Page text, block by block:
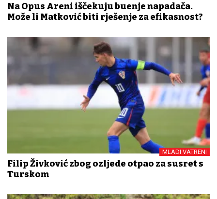
Na Opus Areni iščekuju buđenje napadača.
Može li Matković biti rješenje za efikasnost?
MLADI VATRENI
Filip Živković zbog ozljede otpao za susret s
Turskom